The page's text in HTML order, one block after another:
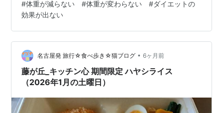
焼きの写真がない…
#体重が減らない #体重が変わらない #ダイエットの
効果が出ない
名古屋発 旅行☆食べ歩き☆猫ブログ • 6ヶ月前
藤が丘_キッチン心 期間限定 ハヤシライス
（2026年1月の土曜日）